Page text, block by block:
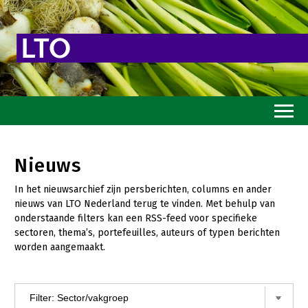
Toekomstvisie
Goed eten
Mooi groen
Sterk ondernemerschap
Nieuws
In het nieuwsarchief zijn persberichten, columns en ander
nieuws van LTO Nederland terug te vinden. Met behulp van
onderstaande filters kan een RSS-feed voor specifieke
sectoren, thema’s, portefeuilles, auteurs of typen berichten
worden aangemaakt.